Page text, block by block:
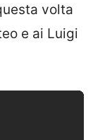
volta
e ai Luigi